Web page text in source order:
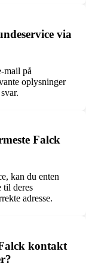
via
mail på
oplysninger
Falck
kan du enten
til deres
adresse.
kontakt